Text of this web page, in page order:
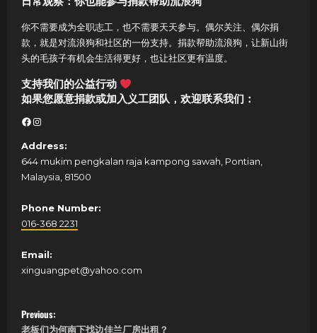
你不需要成为全职志工，也不需要天天参与。偶尔关注、偶尔捐
款，就是对流浪狗和社区的一份支持。捐款帮助流浪狗，让新山街
头的毛孩子有机会生活得更好，也让社区更有温度。
支持我们的公益行动
如果您愿意捐款或加入义工团队，欢迎联系我们：
Facebook
Instagram
Address:
644 mukim pengkalan raja kampong sawah, Pontian,
Malaysia, 81500
Phone Number:
016-368 2231
Email:
xinguangpet@yahoo.com
P
Previous:
老板们为何南下找边佳兰厂房出租？